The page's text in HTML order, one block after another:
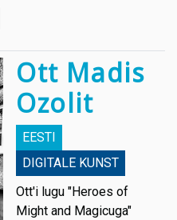
Ott Madis
Ozolit
EESTI
DIGITALE KUNST
Ott'i lugu "Heroes of
Might and Magicuga"